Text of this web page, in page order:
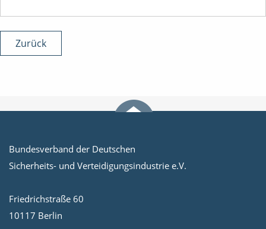
Zurück
Bundesverband der Deutschen
Sicherheits- und Verteidigungsindustrie e.V.
Friedrichstraße 60
10117 Berlin